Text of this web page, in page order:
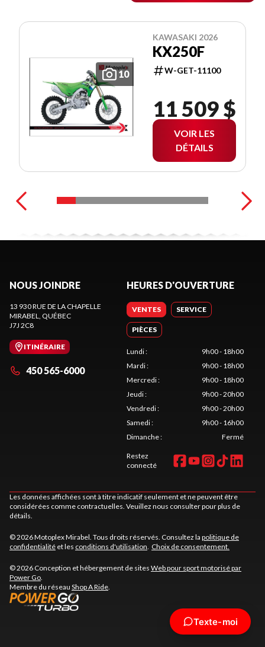
10
KAWASAKI 2026
KX250F
W-GET-11100
11 509 $
VOIR LES
DÉTAILS
NOUS JOINDRE
13 930 RUE DE LA CHAPELLE
MIRABEL, QUÉBEC
J7J 2C8
ITINÉRAIRE
450 565-6000
HEURES D'OUVERTURE
VENTES SERVICE
PIÈCES
Lundi:
9h00 - 18h00
Mardi:
9h00 - 18h00
Mercredi:
9h00 - 18h00
Jeudi:
9h00 - 20h00
Vendredi:
9h00 - 20h00
Samedi:
9h00 - 16h00
Dimanche: Fermé
Restez
connecté
Les données affichées sont à titre indicatif seulement et ne peuvent être
considérées comme contractuelles. Veuillez nous consulter pour plus de
détails.
© 2026 Motoplex Mirabel. Tous droits réservés. Consultez la politique de
confidentialité et les conditions d'utilisation. Choix de consentement.
© 2026 Conception et hébergement de sites Web pour sport motorisé par
Power Go.
Membre du réseau Shop A Ride.
Texte-moi